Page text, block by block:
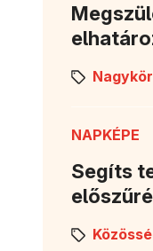
NAPKÉPE
Segíts